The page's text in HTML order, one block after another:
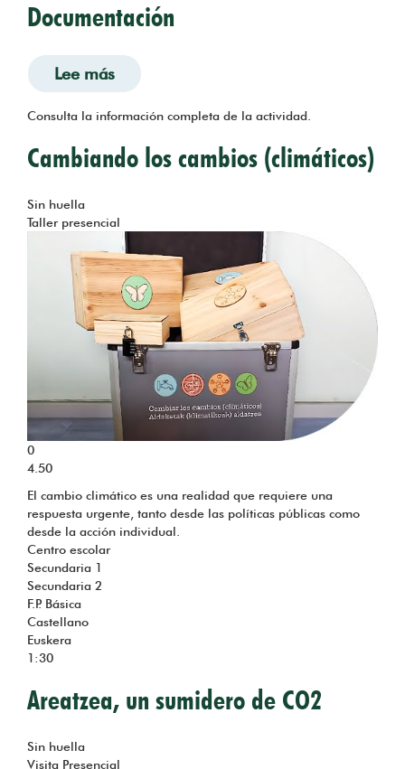
Documentación
Lee más sobre Areatzea, un sumidero de
Consulta la información completa de la actividad.
Cambiando los cambios (climáticos)
Tema
Sin huella
Taller presencial
0
4.50
El cambio climático es una realidad que requiere una
respuesta urgente, tanto desde las políticas públicas como
desde la acción individual.
Centro escolar
Secundaria 1
Secundaria 2
F.P. Básica
Castellano
Euskera
1:30
Areatzea, un sumidero de CO2
Tema
Sin huella
Visita Presencial